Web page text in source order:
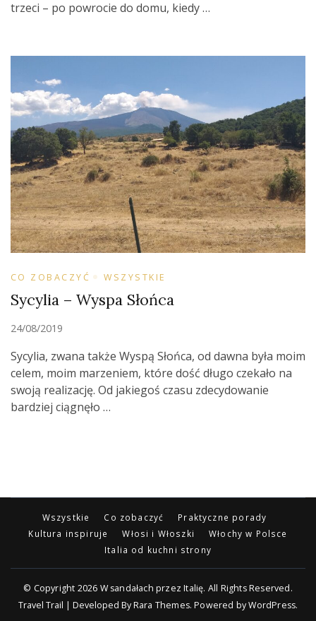
trzeci – po powrocie do domu, kiedy …
CO ZOBACZYĆ WSZYSTKIE
Sycylia – Wyspa Słońca
24/08/2019
Sycylia, zwana także Wyspą Słońca, od dawna była moim
celem, moim marzeniem, które dość długo czekało na
swoją realizację. Od jakiegoś czasu zdecydowanie
bardziej ciągnęło …
Wszystkie Co zobaczyć
Praktyczne porady
Kultura inspiruje
Włosi i Włoszki
Włochy w Polsce
Italia od kuchni strony
© Copyright 2026 W sandałach przez Italię. All Rights Reserved.
Travel Trail | Developed ByRara Themes. Powered byWordPress.